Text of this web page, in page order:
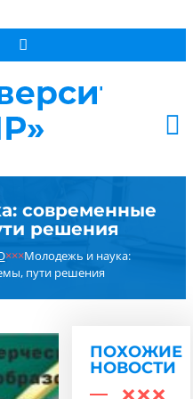
современные
решения
×××Молодежь и наука:
пути решения
ПОХОЖИЕ
НОВОСТИ